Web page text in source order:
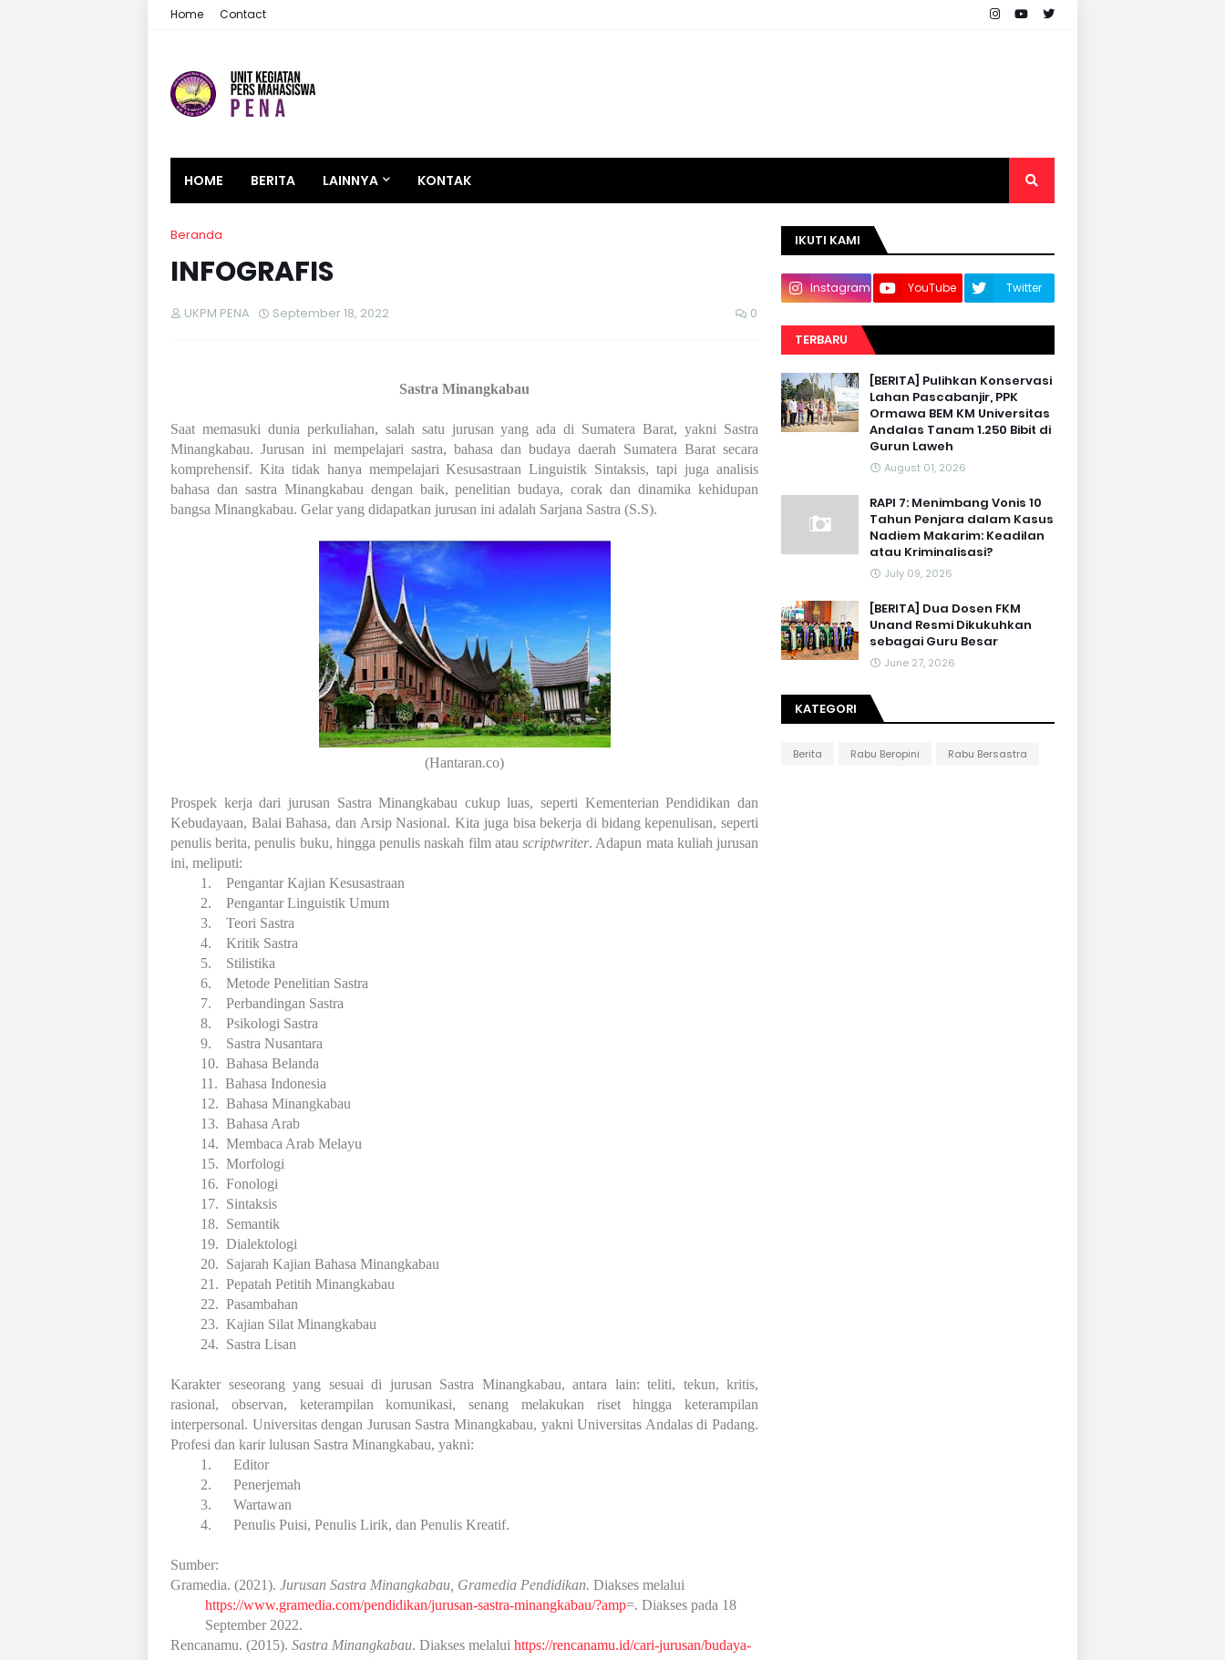
Home Contact
HOME BERITA LAINNYA KONTAK
Beranda
INFOGRAFIS
UKPM PENA September 18, 2022 0
Sastra Minangkabau
Saat memasuki dunia perkuliahan, salah satu jurusan yang ada di Sumatera Barat, yakni Sastra
Minangkabau. Jurusan ini mempelajari sastra, bahasa dan budaya daerah Sumatera Barat secara
komprehensif. Kita tidak hanya mempelajari Kesusastraan Linguistik Sintaksis, tapi juga analisis
bahasa dan sastra Minangkabau dengan baik, penelitian budaya, corak dan dinamika kehidupan
bangsa Minangkabau. Gelar yang didapatkan jurusan ini adalah Sarjana Sastra (S.S).
(Hantaran.co)
Prospek kerja dari jurusan Sastra Minangkabau cukup luas, seperti Kementerian Pendidikan dan
Kebudayaan, Balai Bahasa, dan Arsip Nasional. Kita juga bisa bekerja di bidang kepenulisan, seperti
penulis berita, penulis buku, hingga penulis naskah film atauscriptwriter. Adapun mata kuliah jurusan
ini, meliputi:
1. Pengantar Kajian Kesusastraan
2. Pengantar Linguistik Umum
3. Teori Sastra
4. Kritik Sastra
5. Stilistika
6. Metode Penelitian Sastra
7. Perbandingan Sastra
8. Psikologi Sastra
9. Sastra Nusantara
10. Bahasa Belanda
11. Bahasa Indonesia
12. Bahasa Minangkabau
13. Bahasa Arab
14. Membaca Arab Melayu
15. Morfologi
16. Fonologi
17. Sintaksis
18. Semantik
19. Dialektologi
20. Sajarah Kajian Bahasa Minangkabau
21. Pepatah Petitih Minangkabau
22. Pasambahan
23. Kajian Silat Minangkabau
24. Sastra Lisan
Karakter seseorang yang sesuai di jurusan Sastra Minangkabau, antara lain: teliti, tekun, kritis,
rasional, observan, keterampilan komunikasi, senang melakukan riset hingga keterampilan
interpersonal. Universitas dengan Jurusan Sastra Minangkabau, yakni Universitas Andalas di Padang.
Profesi dan karir lulusan Sastra Minangkabau, yakni:
1.
Editor
2.
Penerjemah
3.
Wartawan
4.
Penulis Puisi, Penulis Lirik, dan Penulis Kreatif.
Sumber:
Gramedia. (2021). Jurusan Sastra Minangkabau, Gramedia Pendidikan. Diakses melalui
https://www.gramedia.com/pendidikan/jurusan-sastra-minangkabau/?amp=. Diakses pada 18
September 2022.
Rencanamu. (2015). Sastra Minangkabau. Diakses melalui https://rencanamu.id/cari-jurusan/budaya-
IKUTI KAMI
Instagram YouTube Twitter
TERBARU
[BERITA] Pulihkan Konservasi
Lahan Pascabanjir, PPK
Ormawa BEM KM Universitas
Andalas Tanam 1.250 Bibit di
Gurun Laweh
August 01, 2026
RAPI 7: Menimbang Vonis 10
Tahun Penjara dalam Kasus
Nadiem Makarim: Keadilan
atau Kriminalisasi?
July 09, 2026
[BERITA] Dua Dosen FKM
Unand Resmi Dikukuhkan
sebagai Guru Besar
June 27, 2026
KATEGORI
Berita Rabu Beropini Rabu Bersastra